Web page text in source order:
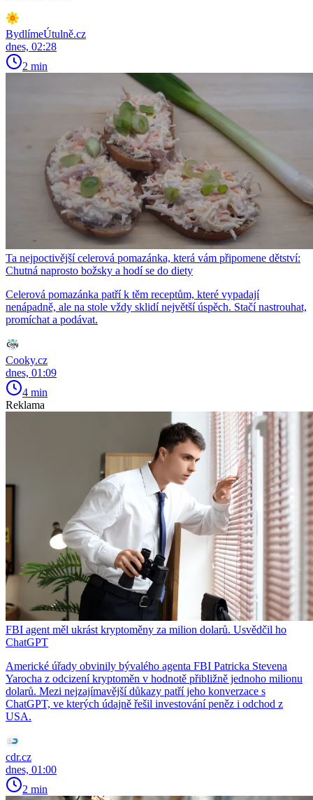
BydlímeÚtulně.cz
dnes, 02:28
2 min
Ta nejpoctivější celerová pomazánka, která vám připomene dětství:
Chutná naprosto božsky a hodí se do diety
Celerová pomazánka patří k těm receptům, které vypadají
nenápadně, ale na stole vždy sklidí největší úspěch. Stačí nastrouhat,
promíchat a podávat.
Cooky.cz
dnes, 01:09
4 min
Reklama
FBI agent měl ukrást kryptoměny za milion dolarů. Usvědčil ho
ChatGPT
Americké úřady obvinily bývalého agenta FBI Patricka Stevena
Yarocha z odcizení kryptoměn v hodnotě přibližně jednoho milionu
dolarů. Mezi nejzajímavější důkazy patří jeho konverzace s
ChatGPT, ve kterých údajně řešil investování peněz i odchod z
USA.
cdr.cz
dnes, 01:00
2 min